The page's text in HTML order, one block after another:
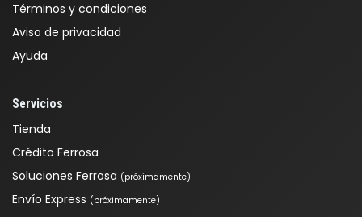
Términos y condiciones
Aviso de privacidad
Ayuda
Servicios
Tienda
Crédito Ferrosa
Soluciones Ferrosa (próximamente)
Envío Express (próximamente)